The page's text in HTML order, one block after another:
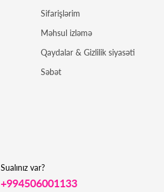
Sifarişlərim
Məhsul izləmə
Qaydalar & Gizlilik siyasəti
Səbət
Sualınız var?
+994506001133